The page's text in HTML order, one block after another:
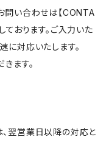
問い合わせは【CONTA
おります。ご入力いた
に対応いたします。
ます。
翌営業日以降の対応と